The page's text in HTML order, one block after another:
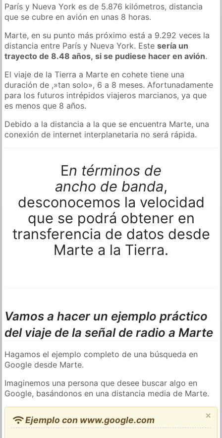
París y Nueva York es de 5.876 kilómetros, distancia
que se cubre en avión en unas 8 horas.
Marte, en su punto más próximo está a 9.292 veces la
distancia entre París y Nueva York. Estesería un
trayecto de 8.48 años, si se pudiese hacer en avión.
El viaje de la Tierra a Marte en cohete tiene una
duración de ,»tan solo», 6 a 8 meses. Afortunadamente
para los futuros intrépidos viajeros marcianos, ya que
es menos que 8 años.
Debido a la distancia a la que se encuentra Marte, una
conexión de internet interplanetaria no será rápida.
En términos de
ancho de banda,
desconocemos la velocidad
que se podrá obtener en
transferencia de datos desde
Marte a la Tierra.
Vamos a hacer un ejemplo práctico
del viaje de la señal de radio a Marte
Hagamos el ejemplo completo de una búsqueda en
Google desde Marte.
Imaginemos una persona que desee buscar algo en
Google, basándonos en una distancia media de Marte.
×
Ejemplo con www.google.com